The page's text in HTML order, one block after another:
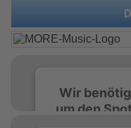
Tanzfläche
Wir
um den